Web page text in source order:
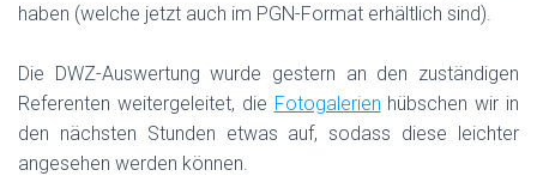
haben (welche jetzt auch im PGN-Format erhältlich sind).
Die DWZ-Auswertung wurde gestern an den zuständigen
Referenten weitergeleitet, die Fotogalerien hübschen wir in
den nächsten Stunden etwas auf, sodass diese leichter
angesehen werden können.